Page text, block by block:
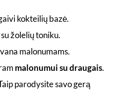
kokteilių bazė.
žolelių toniku.
malonumams.
malonumui su draugais.
parodysite savo gerą